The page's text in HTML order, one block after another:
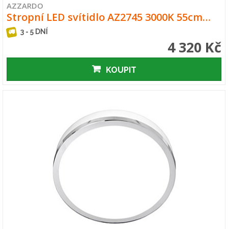
AZZARDO
Stropní LED svítidlo AZ2745 3000K 55cm…
3 - 5 DNÍ
4 320 Kč
KOUPIT